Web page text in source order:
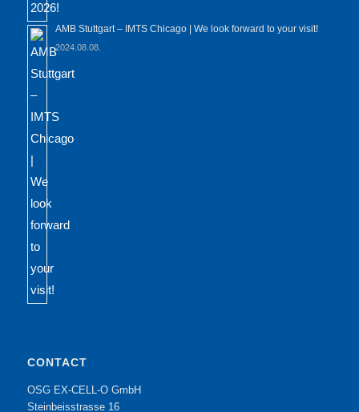
AMB Stuttgart – IMTS Chicago | We look forward to your visit!
2024.08.08.
CONTACT
OSG EX-CELL-O GmbH
Steinbeisstrasse 16